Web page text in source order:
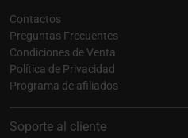
Contactos
Preguntas Frecuentes
Condiciones de Venta
Política de Privacidad
Programa de afiliados
Soporte al cliente